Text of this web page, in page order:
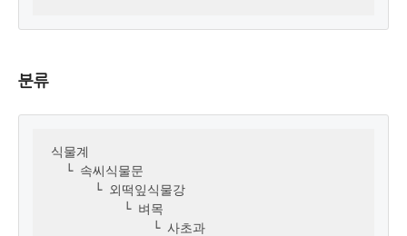
분류
식물계
  └ 속씨식물문
      └ 외떡잎식물강
          └ 벼목
              └ 사초과